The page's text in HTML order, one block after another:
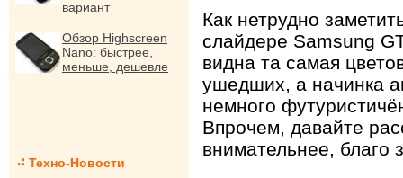
вариант
Обзор Highscreen
Nano: быстрее,
меньше, дешевле
Техно-Новости
Как нетрудно
слайдере Samsung
видна та самая
ушедших, а начинка
немного
Впрочем, давайте
внимательнее, благо